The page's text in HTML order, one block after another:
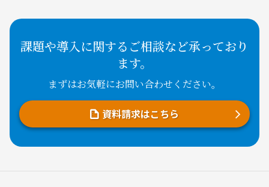
課題や導入に関するご相談など承っており
ます。
まずはお気軽にお問い合わせください。
資料請求はこちら